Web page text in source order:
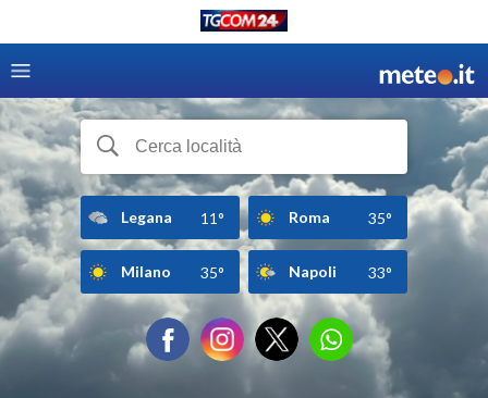
Legana 11° Roma 35°
Milano 35° Napoli 33°